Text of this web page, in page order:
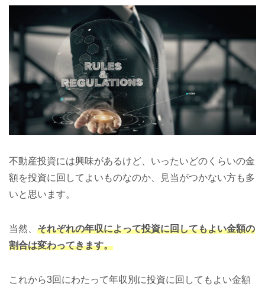
不動産投資には興味があるけど、いったいどのくらいの金
額を投資に回してよいものなのか、見当がつかない方も多
いと思います。
当然、 それぞれの年収によって投資に回してもよい金額の
割合は変わってきます。
これから3回にわたって年収別に投資に回してもよい金額